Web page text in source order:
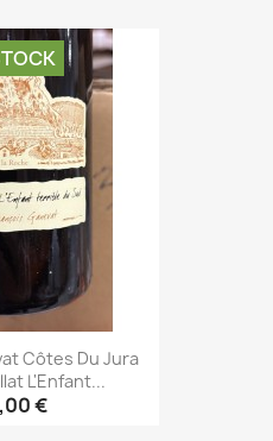
Côtes Du Jura
L'Enfant...
€